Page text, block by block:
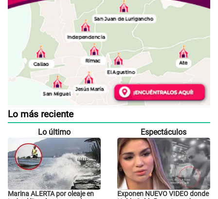
Lo más reciente
Lo último
Marina ALERTA por oleaje en
Espectáculos
Exponen NUEVO VIDEO donde